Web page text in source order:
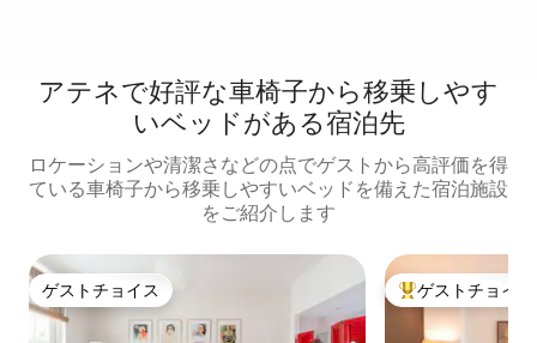
アテネで好評な車椅子から移乗しやす
いベッドがある宿泊先
ロケーションや清潔さなどの点でゲストから高評価を得
ている車椅子から移乗しやすいベッドを備えた宿泊施設
をご紹介します
ゲストチョイス
ゲストチョイス 大好評のゲスト
ゲストチョイス